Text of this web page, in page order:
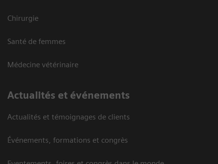
Chirurgie
Santé de femmes
Médecine vétérinaire
Actualités et événements
Actualités et témoignages de clients
Événements, formations et congrès